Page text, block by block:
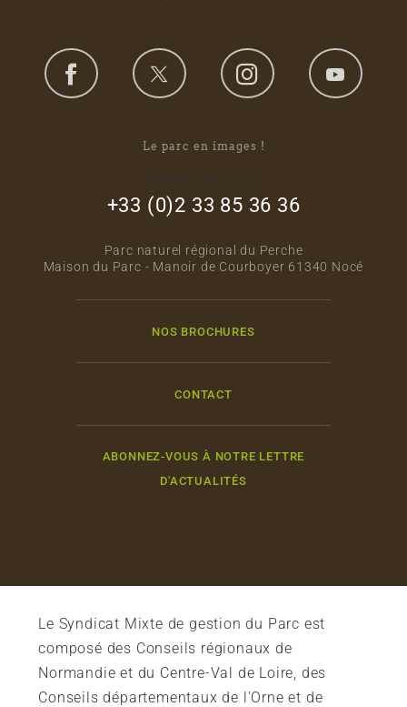
Le parc en images !
+33 (0)2 33 85 36 36
Parc naturel régional du Perche
Maison du Parc - Manoir de Courboyer 61340 Nocé
NOS BROCHURES
CONTACT
ABONNEZ-VOUS À NOTRE LETTRE
D'ACTUALITÉS
Le Syndicat Mixte de gestion du Parc est
composé des Conseils régionaux de
Normandie et du Centre-Val de Loire, des
Conseils départementaux de l'Orne et de